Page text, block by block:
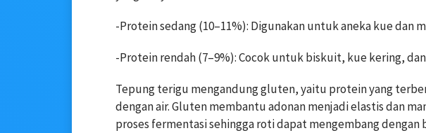
-Protein sedang (10–11%): Digunakan untuk aneka kue dan
-Protein rendah (7–9%): Cocok untuk biskuit, kue kering,
Tepung terigu mengandung gluten, yaitu protein yang
dengan air. Gluten membantu adonan menjadi elastis dan
proses fermentasi sehingga roti dapat mengembang dengan